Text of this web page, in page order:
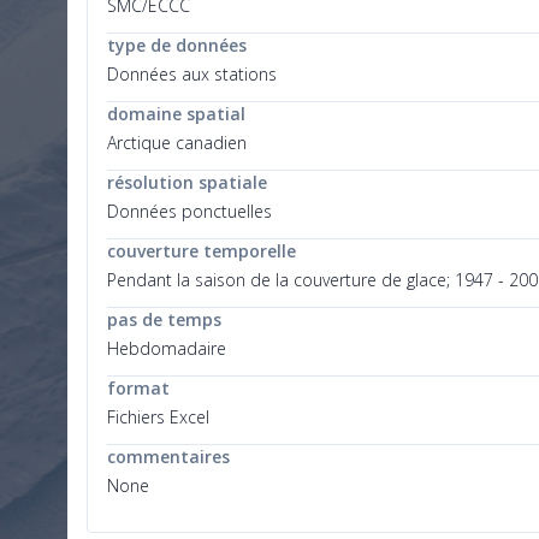
SMC/ECCC
type de données
Données aux stations
domaine spatial
Arctique canadien
résolution spatiale
Données ponctuelles
couverture temporelle
Pendant la saison de la couverture de glace; 1947 -
pas de temps
Hebdomadaire
format
Fichiers Excel
commentaires
None